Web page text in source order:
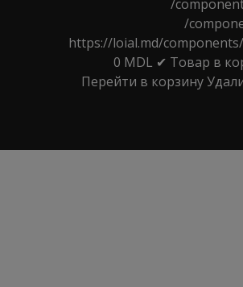
/
/
https://loial.md/
0 MDL ✔ Товар в
Перейти в корзину